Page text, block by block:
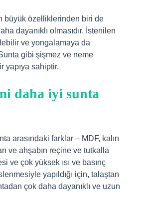
büyük özelliklerinden biri de
dayanıklı olmasıdır. İstenilen
ve yongalamaya da
gibi şişmez ve neme
yapıya sahiptir.
daha iyi sunta
arasındaki farklar – MDF, kalın
ve ahşabın reçine ve tutkalla
ve çok yüksek ısı ve basınç
yapıldığı için, talaştan
çok daha dayanıklı ve uzun